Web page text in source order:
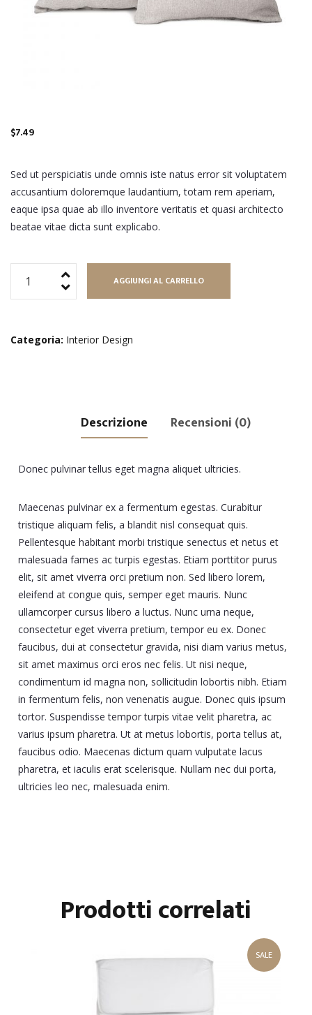
$7.49
Sed ut perspiciatis unde omnis iste natus error sit voluptatem
accusantium doloremque laudantium, totam rem aperiam,
eaque ipsa quae ab illo inventore veritatis et quasi architecto
beatae vitae dicta sunt explicabo.
Textile
AGGIUNGI AL CARRELLO
Categoria: Interior Design
Descrizione Recensioni (0)
Donec pulvinar tellus eget magna aliquet ultricies.
Maecenas pulvinar ex a fermentum egestas. Curabitur
tristique aliquam felis, a blandit nisl consequat quis.
Pellentesque habitant morbi tristique senectus et netus et
malesuada fames ac turpis egestas. Etiam porttitor purus
elit, sit amet viverra orci pretium non. Sed libero lorem,
eleifend at congue quis, semper eget mauris. Nunc
ullamcorper cursus libero a luctus. Nunc urna neque,
consectetur eget viverra pretium, tempor eu ex. Donec
faucibus, dui at consectetur gravida, nisi diam varius metus,
sit amet maximus orci eros nec felis. Ut nisi neque,
condimentum id magna non, sollicitudin lobortis nibh. Etiam
in fermentum felis, non venenatis augue. Donec quis ipsum
tortor. Suspendisse tempor turpis vitae velit pharetra, ac
varius ipsum pharetra. Ut at metus lobortis, porta tellus at,
faucibus odio. Maecenas dictum quam vulputate lacus
pharetra, et iaculis erat scelerisque. Nullam nec dui porta,
ultricies leo nec, malesuada enim.
Prodotti correlati
SALE